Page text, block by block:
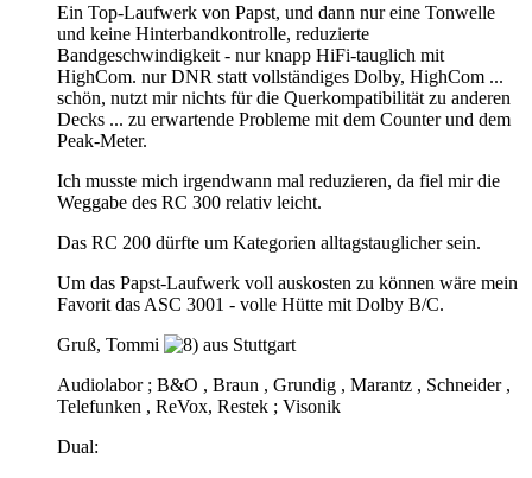
Ein Top-Laufwerk von Papst, und dann nur eine Tonwelle
und keine Hinterbandkontrolle, reduzierte
Bandgeschwindigkeit - nur knapp HiFi-tauglich mit
HighCom. nur DNR statt vollständiges Dolby, HighCom ...
schön, nutzt mir nichts für die Querkompatibilität zu anderen
Decks ... zu erwartende Probleme mit dem Counter und dem
Peak-Meter.
Ich musste mich irgendwann mal reduzieren, da fiel mir die
Weggabe des RC 300 relativ leicht.
Das RC 200 dürfte um Kategorien alltagstauglicher sein.
Um das Papst-Laufwerk voll auskosten zu können wäre mein
Favorit das ASC 3001 - volle Hütte mit Dolby B/C.
Gruß, Tommi
aus Stuttgart
Audiolabor ; B&O , Braun , Grundig , Marantz , Schneider ,
Telefunken , ReVox, Restek ; Visonik
Dual: